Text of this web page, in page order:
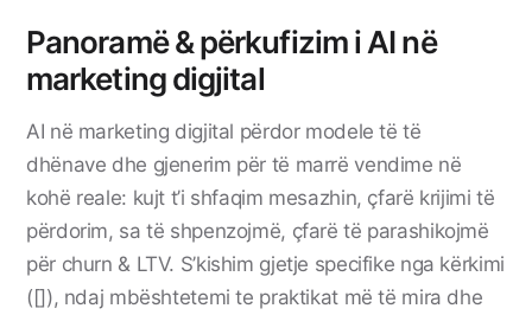
Panoramë & përkufizim i AI në
marketing digjital
AI në marketing digjital përdor modele të të
dhënave dhe gjenerim për të marrë vendime në
kohë reale: kujt t’i shfaqim mesazhin, çfarë krijimi të
përdorim, sa të shpenzojmë, çfarë të parashikojmë
për churn & LTV. S’kishim gjetje specifike nga kërkimi
([]), ndaj mbështetemi te praktikat më të mira dhe